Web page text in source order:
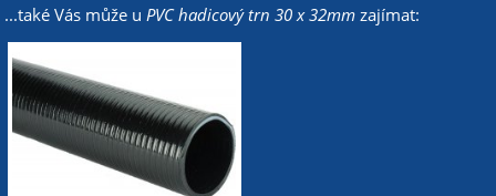
...také Vás může uPVC hadicový trn 30 x 32mm zajímat: